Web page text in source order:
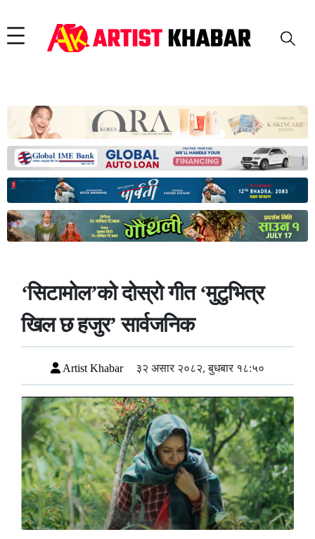
‘सिटामोल’को दोस्रो गीत ‘मुटुभित्र
खिल छ हजुर’ सार्वजनिक
Artist Khabar ३२ असार २०८२, बुधबार १८:५०